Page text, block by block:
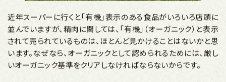
近年スーパーに行くと「有機」表示のある食品がいろいろ店頭に
並んでいますが、精肉に関しては、「有機」（オーガニック）と表示
されて売られているものは、ほとんど見かけることはないかと思
います。なぜなら、オーガニックとして認められるためには、厳し
いオーガニック基準をクリアしなければならないからです。